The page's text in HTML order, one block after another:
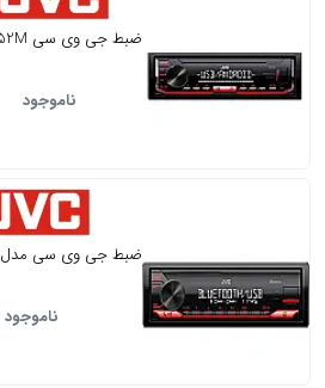
ضبط جی وی سی KD-X152M
ناموجود
ضبط جی وی سی مدل KD-X182BT
ناموجود